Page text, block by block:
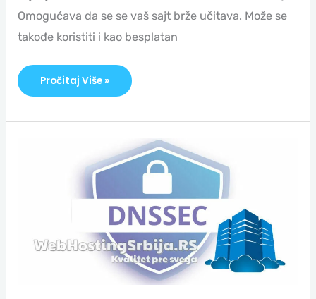
Omogućava da se se vaš sajt brže učitava. Može se
takođe koristiti i kao besplatan
Pročitaj Više »
DNSSEC?